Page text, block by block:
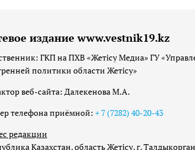
издание www.vestnik19.kz
ГКП на ПХВ «Жетісу Медиа» ГУ
политики области Жетісу»
веб-сайта: Далекенова М.А.
телефона приёмной: + 7 (7282) 40-20-43
редакции
Казахстан, область Жетісу, г.